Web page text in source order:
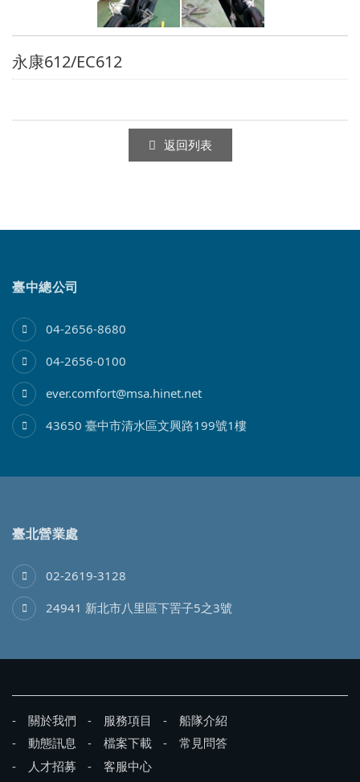
永康612/EC612
返回列表
臺中總公司
04-2656-8680
04-2656-0100
ever.comfort@msa.hinet.net
43650 臺中市清水區文興路199號1樓
臺北營業處
02-2619-3128
24941 新北市八里區下罟子5之3號
關於我們 服務項目
船隊介紹
動態訊息
檔案下載
常見問答
人才招募
客服中心